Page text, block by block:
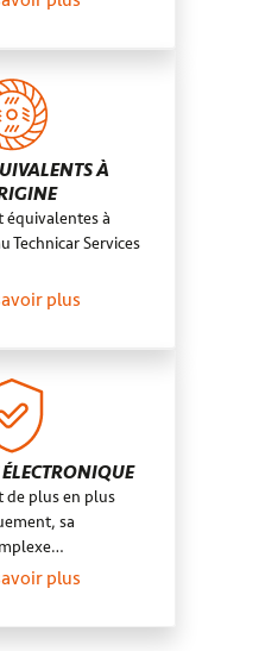
À
équivalentes à
Technicar Services
plus
de plus en plus
sa
plus